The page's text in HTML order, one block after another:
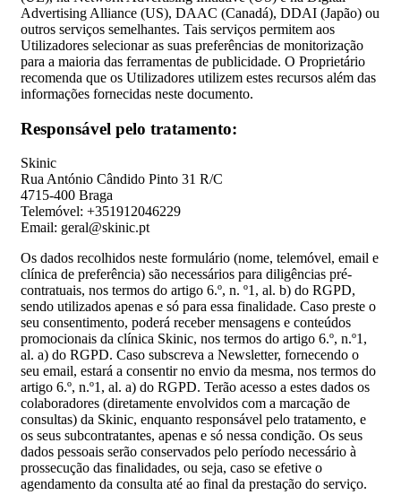
Advertising Alliance (US), DAAC (Canadá), DDAI (Japão) ou
outros serviços semelhantes. Tais serviços permitem aos
Utilizadores selecionar as suas preferências de monitorização
para a maioria das ferramentas de publicidade. O Proprietário
recomenda que os Utilizadores utilizem estes recursos além das
informações fornecidas neste documento.
Responsável pelo tratamento:
Skinic
Rua António Cândido Pinto 31 R/C
4715-400 Braga
Telemóvel: +351912046229
Email: geral@skinic.pt
Os dados recolhidos neste formulário (nome, telemóvel, email e
clínica de preferência) são necessários para diligências pré-
contratuais, nos termos do artigo 6.º, n. º1, al. b) do RGPD,
sendo utilizados apenas e só para essa finalidade. Caso preste o
seu consentimento, poderá receber mensagens e conteúdos
promocionais da clínica Skinic, nos termos do artigo 6.º, n.º1,
al. a) do RGPD. Caso subscreva a Newsletter, fornecendo o
seu email, estará a consentir no envio da mesma, nos termos do
artigo 6.º, n.º1, al. a) do RGPD. Terão acesso a estes dados os
colaboradores (diretamente envolvidos com a marcação de
consultas) da Skinic, enquanto responsável pelo tratamento, e
os seus subcontratantes, apenas e só nessa condição. Os seus
dados pessoais serão conservados pelo período necessário à
prossecução das finalidades, ou seja, caso se efetive o
agendamento da consulta até ao final da prestação do serviço.